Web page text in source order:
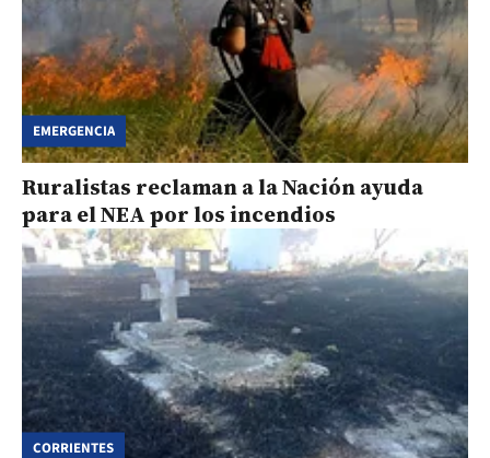
EMERGENCIA
Ruralistas reclaman a la Nación ayuda
para el NEA por los incendios
CORRIENTES